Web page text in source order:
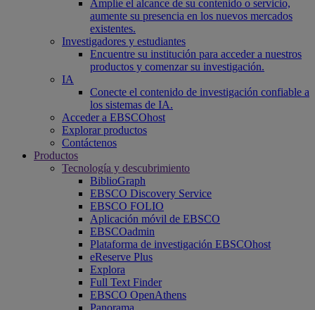
Amplíe el alcance de su contenido o servicio,
aumente su presencia en los nuevos mercados
existentes.
Investigadores y estudiantes
Encuentre su institución para acceder a nuestros
productos y comenzar su investigación.
IA
Conecte el contenido de investigación confiable a
los sistemas de IA.
Acceder a EBSCOhost
Explorar productos
Contáctenos
Productos
Tecnología y descubrimiento
BiblioGraph
EBSCO Discovery Service
EBSCO FOLIO
Aplicación móvil de EBSCO
EBSCOadmin
Plataforma de investigación EBSCOhost
eReserve Plus
Explora
Full Text Finder
EBSCO OpenAthens
Panorama